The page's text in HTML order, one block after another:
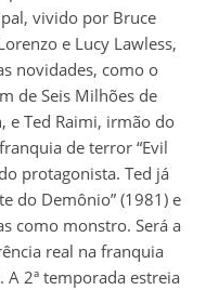
vivido por Bruce
e Lucy Lawless,
novidades, como o
de Seis Milhões de
e Ted Raimi, irmão do
de terror “Evil
protagonista. Ted já
do Demônio” (1981) e
como monstro. Será a
real na franquia
2ª temporada estreia